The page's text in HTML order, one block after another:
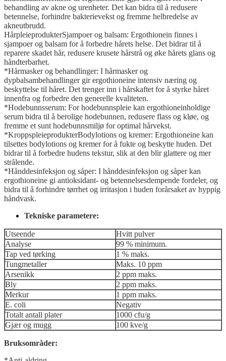
behandling av akne og urenheter. Det kan bidra til å redusere
betennelse, forhindre bakterievekst og fremme helbredelse av
akneutbrudd.
HårpleieprodukterSjampoer og balsam: Ergothionein finnes i
sjampoer og balsam for å forbedre hårets helse. Det bidrar til å
reparere skadet hår, redusere krusete hårstrå og øke hårets glans og
håndterbarhet.
*Hårmasker og behandlinger: I hårmasker og
dypbalsambehandlinger gir ergothioneine intensiv næring og
beskyttelse til håret. Det trenger inn i hårskaftet for å styrke håret
innenfra og forbedre den generelle kvaliteten.
*Hodebunnsserum: For hodebunnspleie kan ergothioneinholdige
serum bidra til å berolige hodebunnen, redusere flass og kløe, og
fremme et sunt hodebunnsmiljø for optimal hårvekst.
*KroppspleieprodukterBodylotions og kremer: Ergothioneine kan
tilsettes bodylotions og kremer for å fukte og beskytte huden. Det
bidrar til å forbedre hudens tekstur, slik at den blir glattere og mer
strålende.
*Hånddesinfeksjon og såper: I hånddesinfeksjon og såper kan
ergothioneine gi antioksidant- og betennelsesdempende fordeler, og
bidra til å forhindre tørrhet og irritasjon i huden forårsaket av hyppig
håndvask.
Tekniske parametere:
Utseende
Hvitt pulver
Analyse
99 % minimum.
Tap ved tørking
1 % maks.
Tungmetaller
Maks. 10 ppm
Arsenikk
2 ppm maks.
Bly
2 ppm maks.
Merkur
1 ppm maks.
E. coli
Negativ
Totalt antall plater
1000 cfu/g
Gjær og mugg
100 kve/g
Bruksområder: